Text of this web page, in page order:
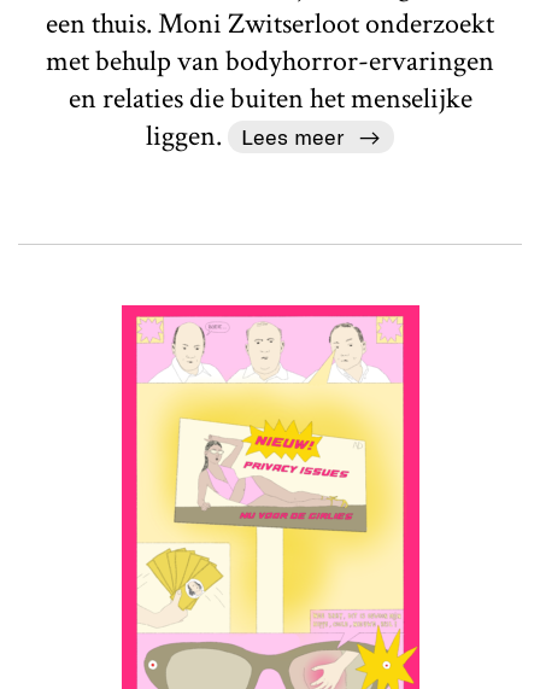
een thuis. Moni Zwitserloot onderzoekt
met behulp van bodyhorror-ervaringen
en relaties die buiten het menselijke
liggen.
Lees meer